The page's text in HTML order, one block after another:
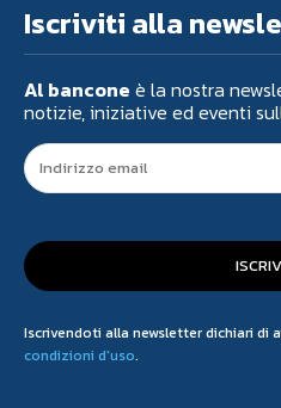
Iscriviti alla
Al bancone è la nostra
notizie, iniziative ed eventi
Iscrivendoti alla newsletter dichiari di
condizioni d'uso.